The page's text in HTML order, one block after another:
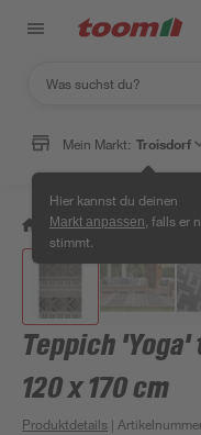
Mein Markt: Troisdorf
Hier kannst du deinen
Markt anpassen , falls er
stimmt.
/ Wohnen & Haushalt /
Teppich
120 x 170 cm
Produktdetails |